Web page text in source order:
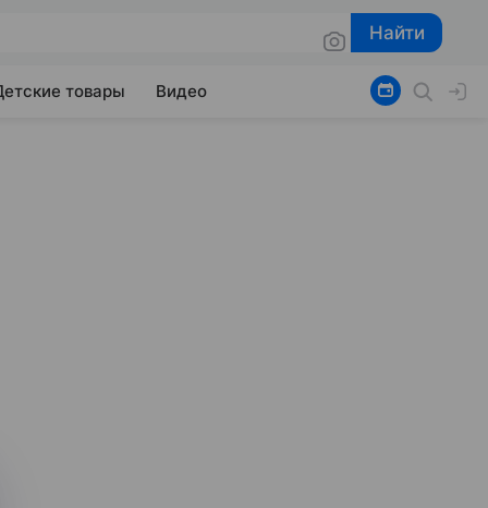
Найти
Найти
товары Видео